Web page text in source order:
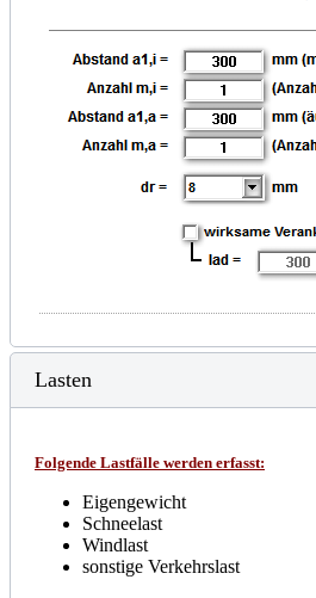
Lasten
Folgende Lastfälle werden erfasst:
Eigengewicht
Schneelast
Windlast
sonstige Verkehrslast